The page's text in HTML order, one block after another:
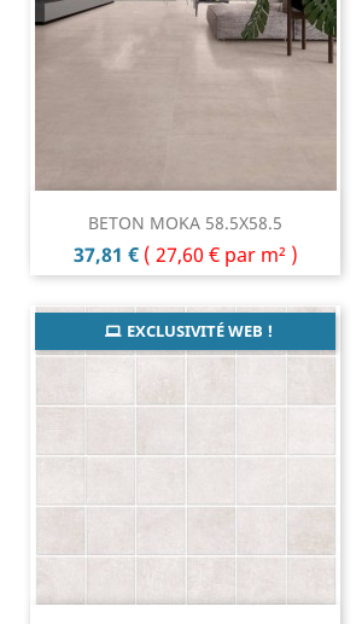
BETON MOKA 58.5X58.5
Prix
37,81 € ( 27,60 € par m² )
EXCLUSIVITÉ WEB !